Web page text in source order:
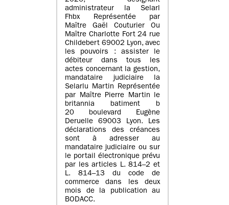
administrateur la Selarl
Fhbx Représentée par
Maître Gaël Couturier Ou
Maître Charlotte Fort 24 rue
Childebert 69002 Lyon, avec
les pouvoirs : assister le
débiteur dans tous les
actes concernant la gestion,
mandataire judiciaire la
Selarlu Martin Représentée
par Maître Pierre Martin le
britannia batiment b
20 boulevard Eugène
Deruelle 69003 Lyon. Les
déclarations des créances
sont à adresser au
mandataire judiciaire ou sur
le portail électronique prévu
par les articles L. 814–2 et
L. 814–13 du code de
commerce dans les deux
mois de la publication au
BODACC.